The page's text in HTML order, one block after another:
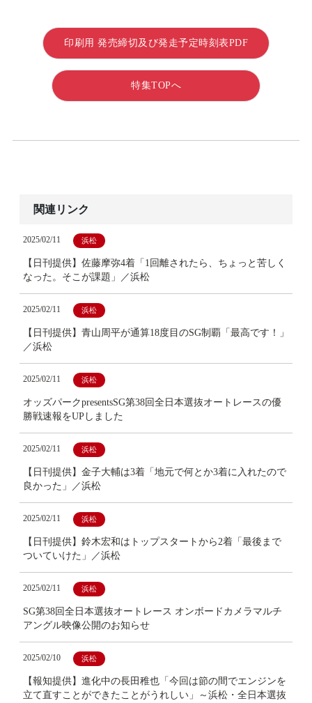
印刷用 発売締切及び発走予定時刻表PDF
特集TOPへ
関連リンク
2025/02/11 浜松
【日刊提供】佐藤摩弥4着「1回離されたら、ちょっと苦しく
なった。そこが課題」／浜松
2025/02/11 浜松
【日刊提供】青山周平が通算18度目のSG制覇「最高です！」
／浜松
2025/02/11 浜松
オッズパークpresentsSG第38回全日本選抜オートレースの優
勝戦速報をUPしました
2025/02/11 浜松
【日刊提供】金子大輔は3着「地元で何とか3着に入れたので
良かった」／浜松
2025/02/11 浜松
【日刊提供】鈴木宏和はトップスタートから2着「最後まで
ついていけた」／浜松
2025/02/11 浜松
SG第38回全日本選抜オートレース オンボードカメラマルチ
アングル映像公開のお知らせ
2025/02/10 浜松
【報知提供】進化中の長田稚也「今回は節の間でエンジンを
立て直すことができたことがうれしい」～浜松・全日本選抜